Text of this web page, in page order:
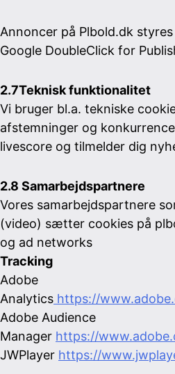
Annoncer på Plbold.dk
Google DoubleClick for
2.7Teknisk funktionalitet
Vi bruger bl.a. tekniske
afstemninger og
livescore og tilmelder dig
2.8 Samarbejdspartnere
Vores samarbejdspartnere
(video) sætter cookies på
og ad networks
Tracking
Adobe
Analytics https://
Adobe Audience
Manager https://
JWPlayer https://